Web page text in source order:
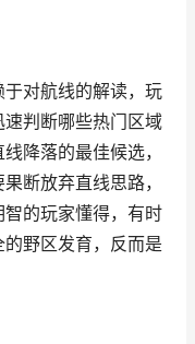
对航线的解读，玩
判断哪些热门区域
降落的最佳候选，
断放弃直线思路，
的玩家懂得，有时
野区发育，反而是